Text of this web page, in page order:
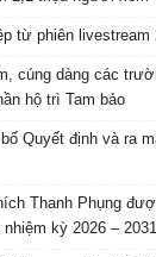
từ phiên
cúng dàng các
hộ trì Tam bảo
Quyết định và ra
Thanh Phụng
kỳ 2026 – 2031